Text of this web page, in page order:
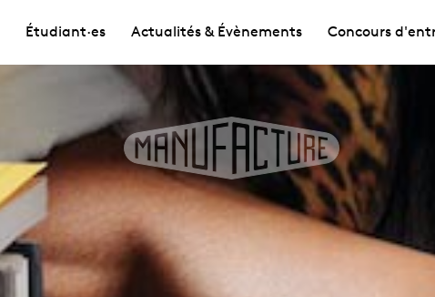
Étudiant·es Actualités & Évènements Concours